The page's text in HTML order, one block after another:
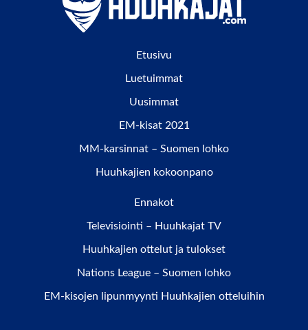
Etusivu
Luetuimmat
Uusimmat
EM-kisat 2021
MM-karsinnat – Suomen lohko
Huuhkajien kokoonpano
Ennakot
Televisiointi – Huuhkajat TV
Huuhkajien ottelut ja tulokset
Nations League – Suomen lohko
EM-kisojen lipunmyynti Huuhkajien otteluihin